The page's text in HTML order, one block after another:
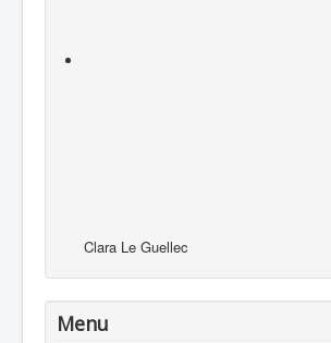
Clara Le Guellec
Menu